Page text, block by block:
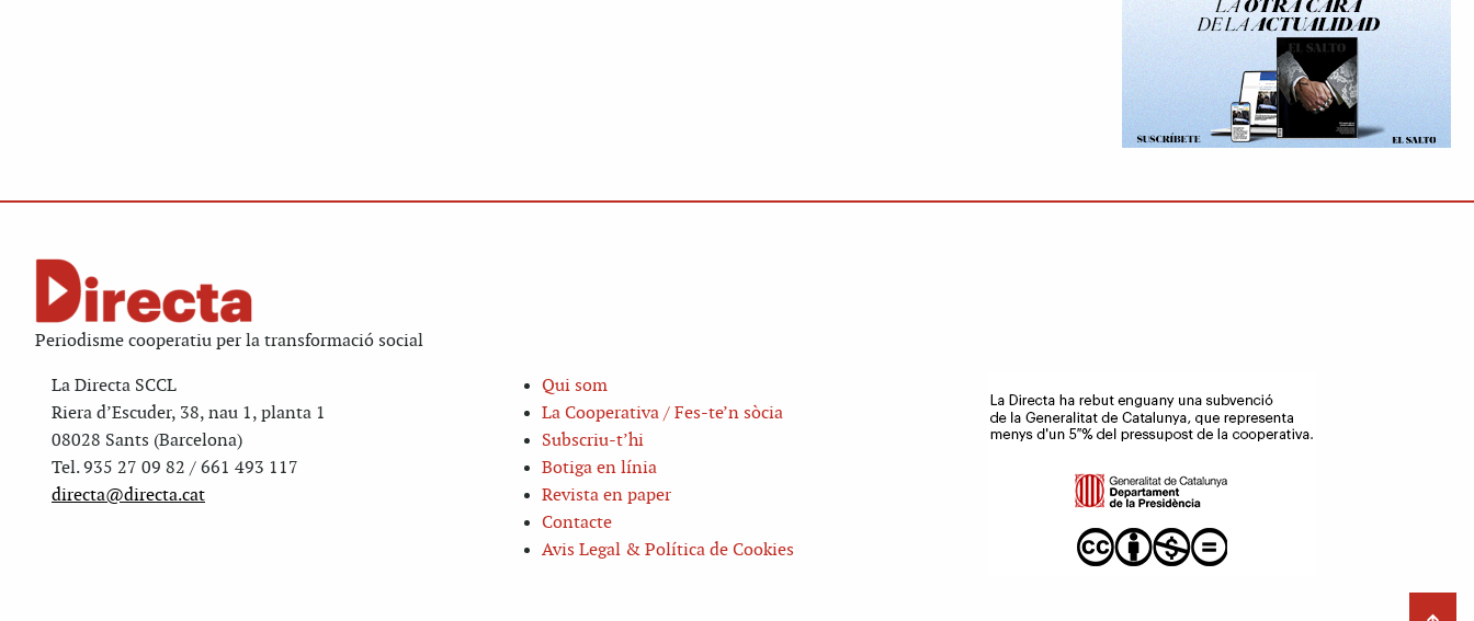
Periodisme cooperatiu per la transformació social
La Directa SCCL
Riera d’Escuder, 38, nau 1, planta 1
08028 Sants (Barcelona)
Tel. 935 27 09 82 / 661 493 117
directa@directa.cat
Qui som
La Cooperativa / Fes-te’n sòcia
Subscriu-t’hi
Botiga en línia
Revista en paper
Contacte
Avis Legal & Política de Cookies